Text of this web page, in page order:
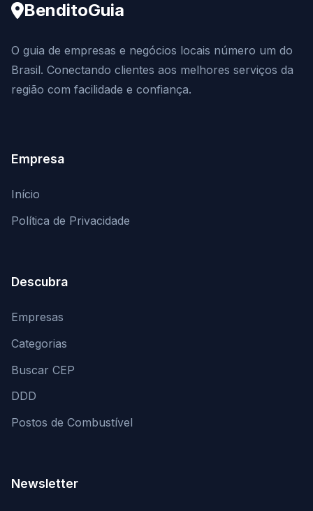
BenditoGuia
O guia de empresas e negócios locais número um do
Brasil. Conectando clientes aos melhores serviços da
região com facilidade e confiança.
Empresa
Início
Política de Privacidade
Descubra
Empresas
Categorias
Buscar CEP
DDD
Postos de Combustível
Newsletter